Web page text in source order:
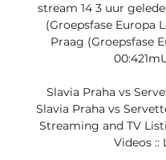
stream 14 3 uur
(Groepsfase Europa
Praag (Groepsfase
Slavia Praha vs
Slavia Praha vs
Streaming and TV
Videos ::